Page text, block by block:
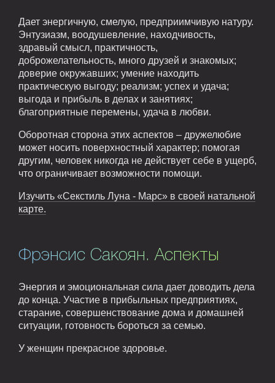
Дает энергичную, смелую, предприимчивую натуру.
Энтузиазм, воодушевление, находчивость,
здравый смысл, практичность,
доброжелательность, много друзей и знакомых;
доверие окружавших; умение находить
практическую выгоду; реализм; успех и удача;
выгода и прибыль в делах и занятиях;
благоприятные перемены, удача в любви.
Оборотная сторона этих аспектов – дружелюбие
может носить поверхностный характер; помогая
другим, человек никогда не действует себе в ущерб,
что ограничивает возможности помощи.
Изучить «Секстиль Луна - Марс» в своей натальной
карте.
Фрэнсис Сакоян. Аспекты
Энергия и эмоциональная сила дает доводить дела
до конца. Участие в прибыльных предприятиях,
старание, совершенствование дома и домашней
ситуации, готовность бороться за семью.
У женщин прекрасное здоровье.